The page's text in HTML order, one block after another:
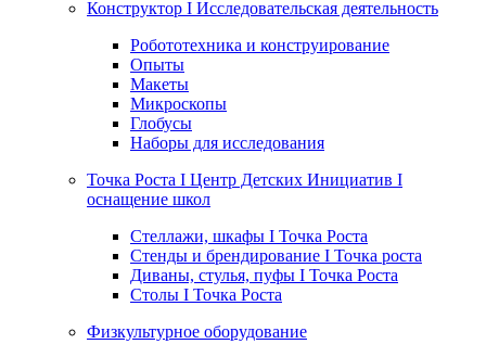
Конструктор I Исследовательская деятельность
Робототехника и конструирование
Опыты
Макеты
Микроскопы
Глобусы
Наборы для исследования
Точка Роста I Центр Детских Инициатив I
оснащение школ
Стеллажи, шкафы I Точка Роста
Стенды и брендирование I Точка роста
Диваны, стулья, пуфы I Точка Роста
Столы I Точка Роста
Физкультурное оборудование